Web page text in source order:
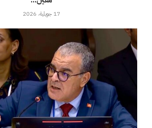
17 جويلية، 2026